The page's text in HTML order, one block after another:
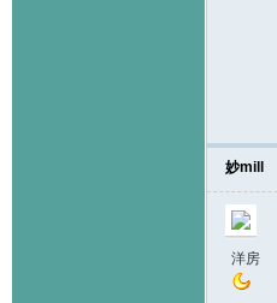
妙mill
洋房